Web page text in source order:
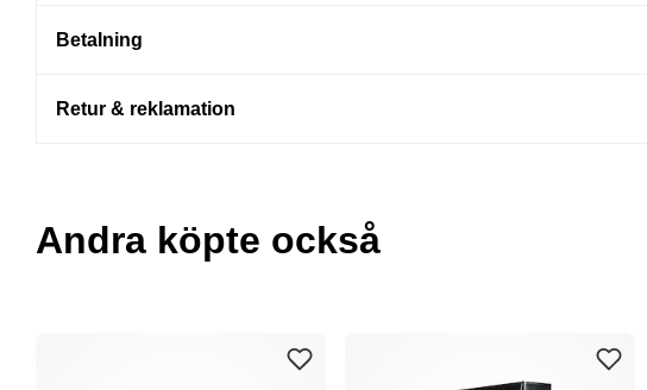
Betalning
Retur & reklamation
Andra köpte också